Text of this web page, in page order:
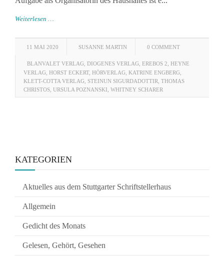
Weiterlesen …
11 MAI 2020 SUSANNE MARTIN 0 COMMENT
BLANVALET VERLAG DIOGENES VERLAG EREBOS 2 HEYNE
VERLAG HORST ECKERT, HÖRVERLAG KATRINE ENGBERG
KLETT-COTTA VERLAG STEINUN SIGURDADOTTIR THOMAS
CHRISTOS URSULA POZNANSKI WHITNEY SCHARER
KATEGORIEN
Aktuelles aus dem Stuttgarter Schriftstellerhaus
Allgemein
Gedicht des Monats
Gelesen, Gehört, Gesehen